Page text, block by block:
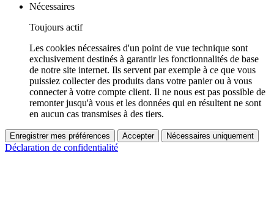
Nécessaires
Toujours actif
Les cookies nécessaires d'un point de vue technique sont
exclusivement destinés à garantir les fonctionnalités de base
de notre site internet. Ils servent par exemple à ce que vous
puissiez collecter des produits dans votre panier ou à vous
connecter à votre compte client. Il ne nous est pas possible de
remonter jusqu'à vous et les données qui en résultent ne sont
en aucun cas transmises à des tiers.
Enregistrer mes préférences Accepter Nécessaires uniquement
Déclaration de confidentialité